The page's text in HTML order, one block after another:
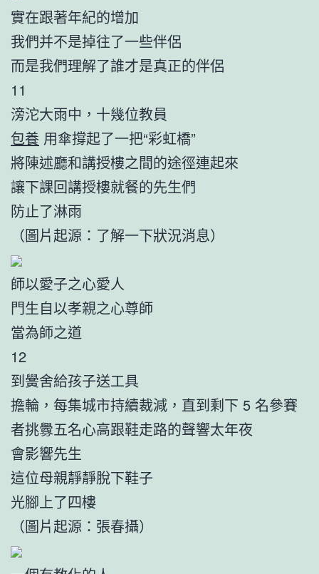
實在跟著年紀的增加
我們并不是掉往了一些伴侶
而是我們理解了誰才是真正的伴侶
11
滂沱大雨中，十幾位教員
包養 用傘撐起了一把“彩虹橋”
將陳述廳和講授樓之間的途徑連起來
讓下課回講授樓就餐的先生們
防止了淋雨
（圖片起源：了解一下狀況消息）
師以愛子之心愛人
門生自以孝親之心尊師
當為師之道
12
到黌舍給孩子送工具
擔輪，每集城市持續裁減，直到剩下 5 名參賽
者挑釁五名心高跟鞋走路的聲響太年夜
會影響先生
這位母親靜靜脫下鞋子
光腳上了四樓
（圖片起源：張春攝）